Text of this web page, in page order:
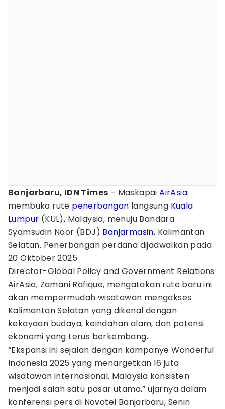
Banjarbaru, IDN Times – MaskapaiAirAsia
membuka rute penerbangan langsung Kuala
Lumpur (KUL), Malaysia, menuju Bandara
Syamsudin Noor (BDJ) Banjarmasin, Kalimantan
Selatan. Penerbangan perdana dijadwalkan pada
20 Oktober 2025.
Director-Global Policy and Government Relations
AirAsia, Zamani Rafique, mengatakan rute baru ini
akan mempermudah wisatawan mengakses
Kalimantan Selatan yang dikenal dengan
kekayaan budaya, keindahan alam, dan potensi
ekonomi yang terus berkembang.
“Ekspansi ini sejalan dengan kampanye Wonderful
Indonesia 2025 yang menargetkan 16 juta
wisatawan internasional. Malaysia konsisten
menjadi salah satu pasar utama,” ujarnya dalam
konferensi pers di Novotel Banjarbaru, Senin